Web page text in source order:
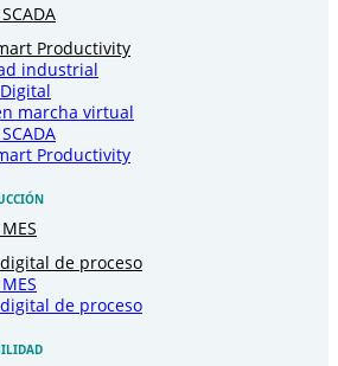
Productivity
industrial
marcha virtual
Productivity
de proceso
de proceso